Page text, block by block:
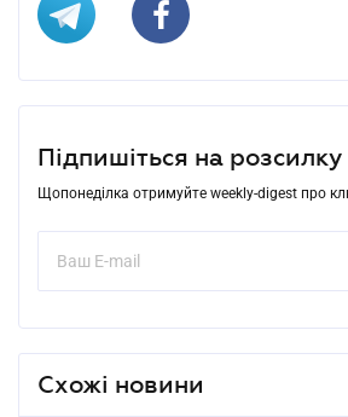
Підпишіться на розсилку
Щопонеділка отримуйте weekly-digest про
Схожі новини